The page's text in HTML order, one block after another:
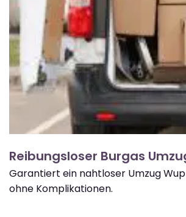
Reibungsloser Burgas
Garantiert ein nahtloser Umzug
ohne Komplikationen.